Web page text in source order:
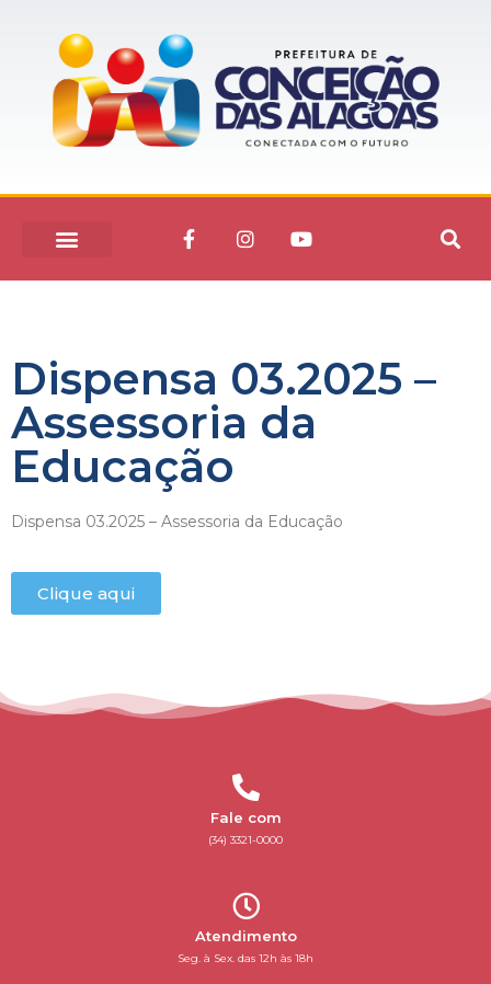
Dispensa 03.2025 –
Assessoria da
Educação
Dispensa 03.2025 – Assessoria da Educação
Clique aqui
Fale com
(34) 3321-0000
Atendimento
Seg. à Sex. das 12h às 18h